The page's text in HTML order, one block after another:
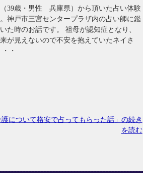
39歳・男性 兵庫県）から頂いた占い体験
神戸市三宮センタープラザ内の占い師に鑑
た時のお話です。 祖母が認知症となり、
が見えないので不安を抱えていたネイさ
・
について格安で占ってもらった話」の続き
を読む